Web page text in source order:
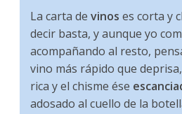
La carta devinos es corta y
decir basta, y aunque yo
acompañando al resto,
vino más rápido que
rica y el chisme ése
adosado al cuello de la